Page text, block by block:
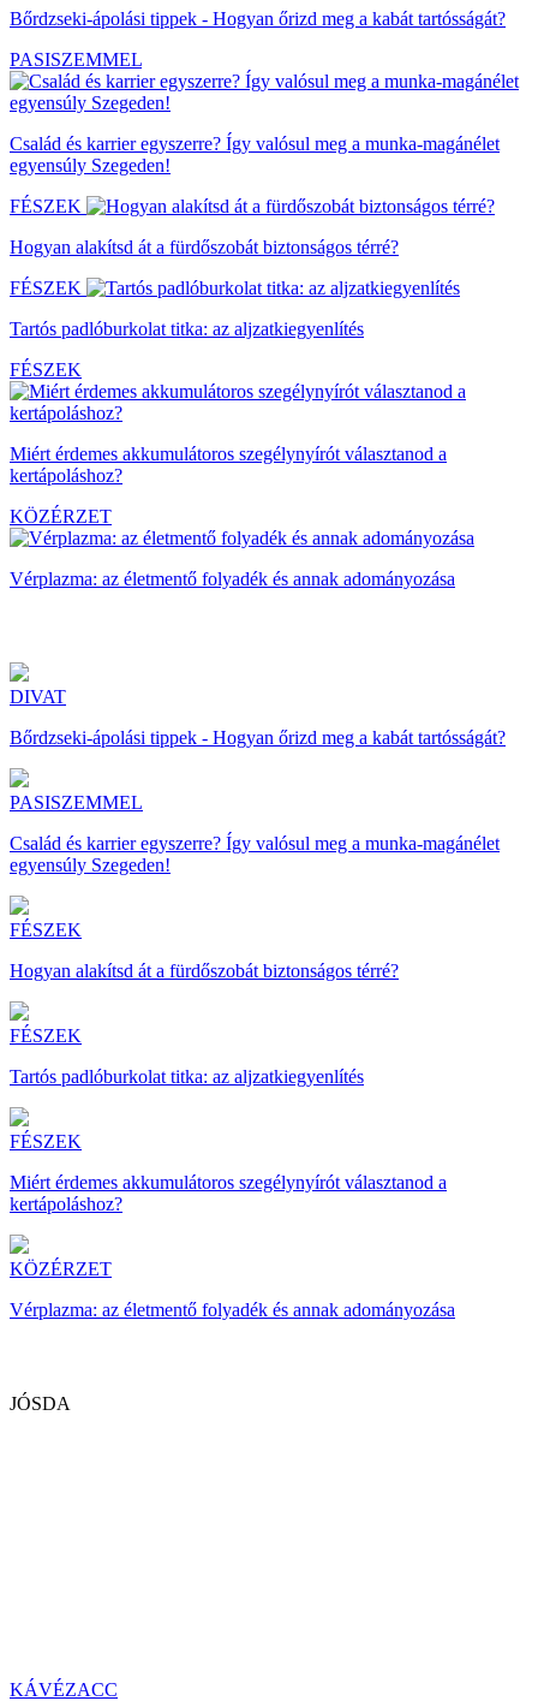
Bőrdzseki-ápolási tippek - Hogyan őrizd meg a kabát tartósságát?
PASISZEMMEL
Család és karrier egyszerre? Így valósul meg a munka-magánélet
egyensúly Szegeden!
FÉSZEK
Hogyan alakítsd át a fürdőszobát biztonságos térré?
FÉSZEK
Tartós padlóburkolat titka: az aljzatkiegyenlítés
FÉSZEK
Miért érdemes akkumulátoros szegélynyírót választanod a
kertápoláshoz?
KÖZÉRZET
Vérplazma: az életmentő folyadék és annak adományozása
DIVAT
Bőrdzseki-ápolási tippek - Hogyan őrizd meg a kabát tartósságát?
PASISZEMMEL
Család és karrier egyszerre? Így valósul meg a munka-magánélet
egyensúly Szegeden!
FÉSZEK
Hogyan alakítsd át a fürdőszobát biztonságos térré?
FÉSZEK
Tartós padlóburkolat titka: az aljzatkiegyenlítés
FÉSZEK
Miért érdemes akkumulátoros szegélynyírót választanod a
kertápoláshoz?
KÖZÉRZET
Vérplazma: az életmentő folyadék és annak adományozása
JÓSDA
KÁVÉZACC